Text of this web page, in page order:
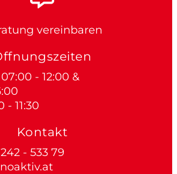
vereinbaren
- 12:00 &
- 11:30
Kontakt
- 533 79